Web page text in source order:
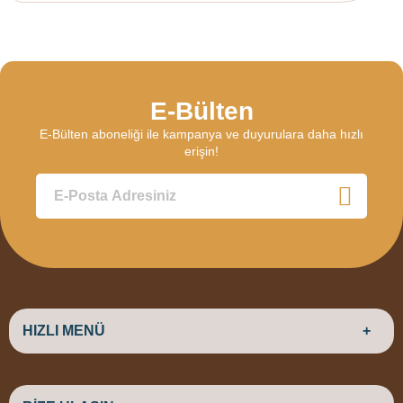
E-Bülten
E-Bülten aboneliği ile kampanya ve duyurulara daha hızlı
erişin!
HIZLI MENÜ
ANASAYFA
HAKKIMIZDA